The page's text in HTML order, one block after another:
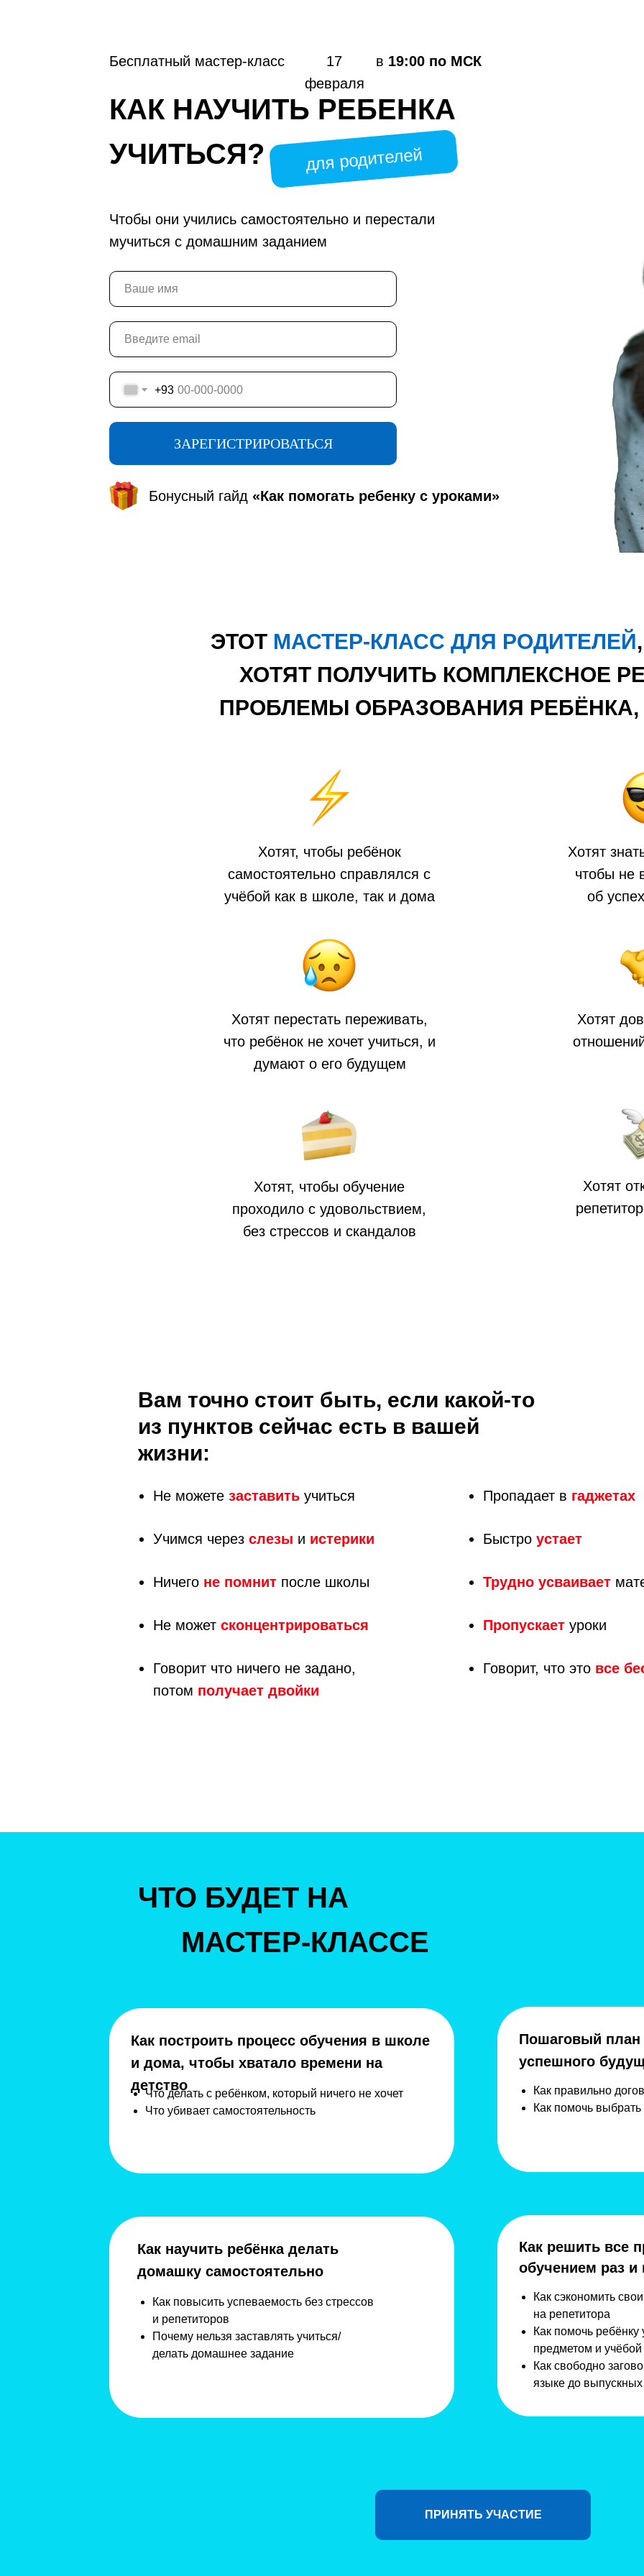
Бесплатный мастер-класс
КАК НАУЧИТЬ РЕБЕНКА
УЧИТЬСЯ?
+93
ЗАРЕГИСТРИРОВАТЬСЯ
Чтобы они учились самостоятельно и перестали
мучиться с домашним заданием
Бонусный гайд «Как помогать ребенку с уроками»
для родителей
17
февраля
в 19:00 по МСК
ЭТОТ МАСТЕР-КЛАСС ДЛЯ РОДИТЕЛЕЙ,
ХОТЯТ ПОЛУЧИТЬ КОМПЛЕКСНОЕ
ПРОБЛЕМЫ ОБРАЗОВАНИЯ РЕБЁНКА,
Хотят, чтобы ребёнок
самостоятельно справлялся с
учёбой как в школе, так и дома
Хотят перестать переживать,
что ребёнок не хочет учиться, и
думают о его будущем
Хотят, чтобы обучение
проходило с удовольствием,
без стрессов и скандалов
Хотят
чтобы не
об
Хотят
Хотят
Вам точно стоит быть, если какой-то
из пунктов сейчас есть в вашей
жизни:
Пропадает в гаджетах
Учимся через слезы и истерики
Ничего не помнит после школы
Не может сконцентрироваться
Говорит что ничего не задано,
потом получает двойки
Говорит, что это все
Не можете заставить учиться
Быстро устает
Трудно усваивает
Пропускает уроки
ЧТО БУДЕТ НА
МАСТЕР-КЛАССЕ
Как научить ребёнка делать
домашку самостоятельно
Как повысить успеваемость без стрессов
и репетиторов
Почему нельзя заставлять учиться/
делать домашнее задание
Как построить процесс обучения в школе
и дома, чтобы хватало времени на
детство
Что делать с ребёнком, который ничего не хочет
Что убивает самостоятельность
Как решить все
обучением раз и
Как сэкономить
на репетитора
Как помочь
предметом и
Как свободно
языке до
Пошаговый план
успешного
Как правильно
Как помочь
ПРИНЯТЬ УЧАСТИЕ